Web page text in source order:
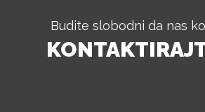
Budite slobodni da nas